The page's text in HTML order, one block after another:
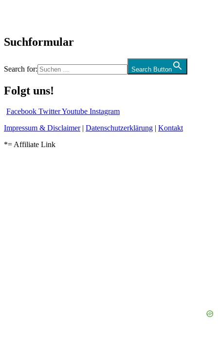
Suchformular
Search for: Search Button
Folgt uns!
Facebook TwitterYoutube Instagram
Impressum & Disclaimer| Datenschutzerklärung | Kontakt
*= Affiliate Link